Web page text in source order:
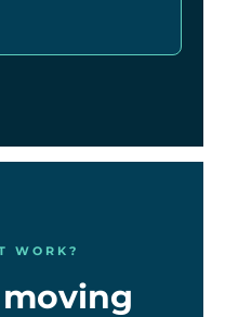
WORK?